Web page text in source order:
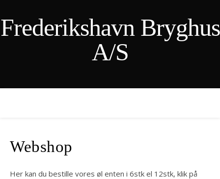
Frederikshavn Bryghus
A/S
Webshop
Her kan du bestille vores øl enten i 6stk el 12stk, klik på